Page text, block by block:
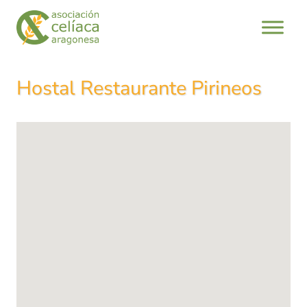
Saltar
contenido
Hostal Restaurante Pirineos